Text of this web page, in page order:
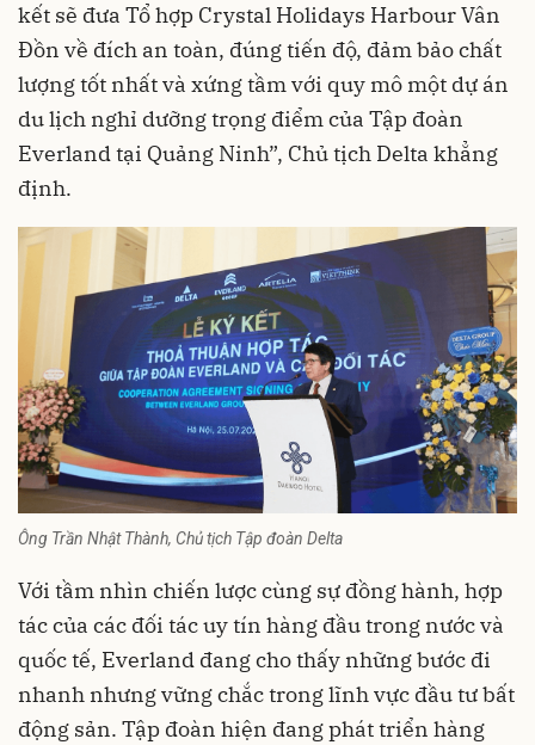
kết sẽ đưa Tổ hợp Crystal Holidays Harbour Vân
Đồn về đích an toàn, đúng tiến độ, đảm bảo chất
lượng tốt nhất và xứng tầm với quy mô một dự án
du lịch nghỉ dưỡng trọng điểm của Tập đoàn
Everland tại Quảng Ninh”, Chủ tịch Delta khẳng
định.
Ông Trần Nhật Thành, Chủ tịch Tập đoàn Delta
Với tầm nhìn chiến lược cùng sự đồng hành, hợp
tác của các đối tác uy tín hàng đầu trong nước và
quốc tế, Everland đang cho thấy những bước đi
nhanh nhưng vững chắc trong lĩnh vực đầu tư bất
động sản. Tập đoàn hiện đang phát triển hàng